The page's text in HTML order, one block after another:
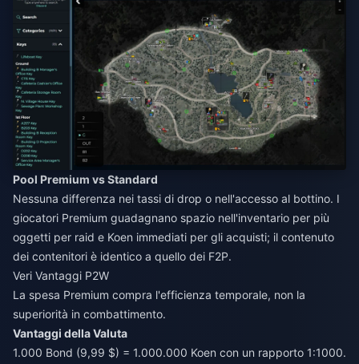
Pool Premium vs Standard
Nessuna differenza nei tassi di drop o nell'accesso al bottino. I
giocatori Premium guadagnano spazio nell'inventario per più
oggetti per raid e Koen immediati per gli acquisti; il contenuto
dei contenitori è identico a quello dei F2P.
Veri Vantaggi P2W
La spesa Premium compra l'efficienza temporale, non la
superiorità in combattimento.
Vantaggi della Valuta
1.000 Bond (9,99 $) = 1.000.000 Koen con un rapporto 1:1000.